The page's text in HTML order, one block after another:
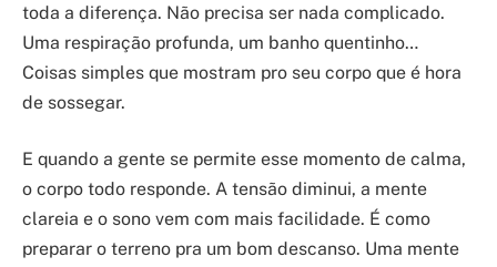
toda a diferença. Não precisa ser nada complicado.
Uma respiração profunda, um banho quentinho…
Coisas simples que mostram pro seu corpo que é hora
de sossegar.
E quando a gente se permite esse momento de calma,
o corpo todo responde. A tensão diminui, a mente
clareia e o sono vem com mais facilidade. É como
preparar o terreno pra um bom descanso. Uma mente